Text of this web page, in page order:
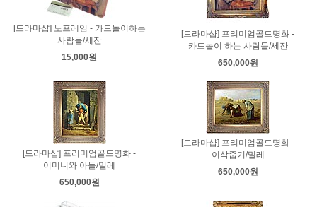
[드라마샵] 노프레임 - 카드놀이하는
사람들/세잔
15,000원
[드라마샵] 프리미엄골드명화 -
카드놀이 하는 사람들/세잔
650,000원
[드라마샵] 프리미엄골드명화 -
어머니와 아들/밀레
650,000원
[드라마샵] 프리미엄골드명화 -
이삭줍기/밀레
650,000원